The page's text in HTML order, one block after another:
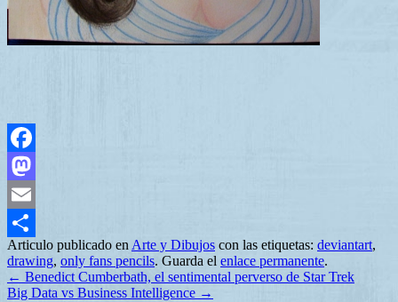
Facebook
Mastodon
Email
Compartir
Articulo publicado en Arte y Dibujos con las etiquetas: deviantart,
drawing, only fans pencils. Guarda el enlace permanente.
← Benedict Cumberbath, el sentimental perverso de Star Trek
Big Data vs Business Intelligence →